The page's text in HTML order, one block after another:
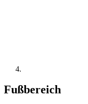
Fußbereich